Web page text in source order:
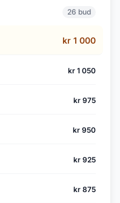
26 bud
kr 1 000
kr 1 050
kr 975
kr 950
kr 925
kr 875